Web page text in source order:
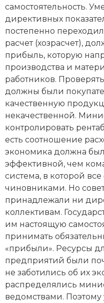
Образование
Общественные
Политическая история
Революции и
Религия и церковь
Северная Америка
Социально-
Специальные
СССР
Южная Америка
самостоятельность.
директивных
постепенно
расчет (хозрасчет),
прибыль, которую
производства и
работников.
должны были
качественную
некачественной.
контролировать
есть соотношение
экономика должна
эффективной, чем
система, в которой
чиновниками. Но
принадлежали ни
коллективам.
им настоящую
принимать
«прибыли». Ресурсы
предприятий были
не заботились об их
распределялись
ведомствами. Поэтому